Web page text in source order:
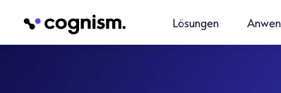
Lösungen